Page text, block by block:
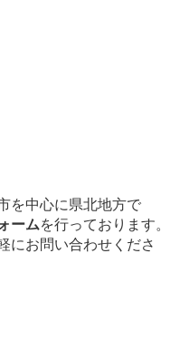
を中心に県北地方で
ームを行っております。
にお問い合わせくださ